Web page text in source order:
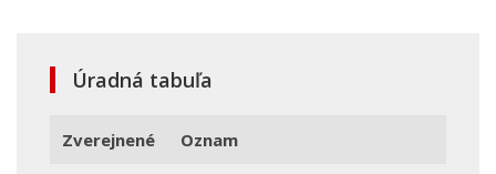
Úradná tabuľa
Zverejnené Oznam